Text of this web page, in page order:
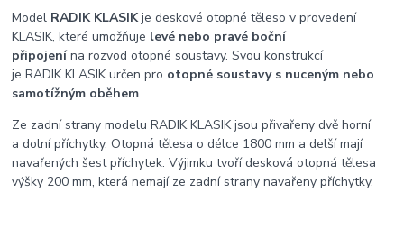
Model RADIK KLASIKje deskové otopné těleso v provedení
KLASIK, které umožňuje levé nebo pravé boční
připojenína rozvod otopné soustavy. Svou konstrukcí
je RADIK KLASIK určen pro otopné soustavy s nuceným nebo
samotížným oběhem.
Ze zadní strany modelu RADIK KLASIK jsou přivařeny dvě horní
a dolní příchytky. Otopná tělesa o délce 1800 mm a delší mají
navařených šest příchytek. Výjimku tvoří desková otopná tělesa
výšky 200 mm, která nemají ze zadní strany navařeny příchytky.